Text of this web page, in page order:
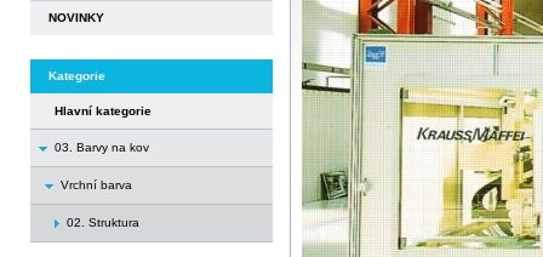
NOVINKY
Kategorie
Hlavní kategorie
03. Barvy na kov
Vrchní barva
02. Struktura